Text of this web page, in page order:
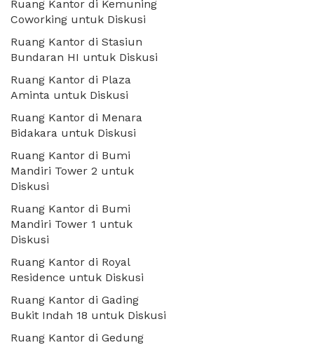
Ruang Kantor di Kemuning
Coworking untuk Diskusi
Ruang Kantor di Stasiun
Bundaran HI untuk Diskusi
Ruang Kantor di Plaza
Aminta untuk Diskusi
Ruang Kantor di Menara
Bidakara untuk Diskusi
Ruang Kantor di Bumi
Mandiri Tower 2 untuk
Diskusi
Ruang Kantor di Bumi
Mandiri Tower 1 untuk
Diskusi
Ruang Kantor di Royal
Residence untuk Diskusi
Ruang Kantor di Gading
Bukit Indah 18 untuk Diskusi
Ruang Kantor di Gedung